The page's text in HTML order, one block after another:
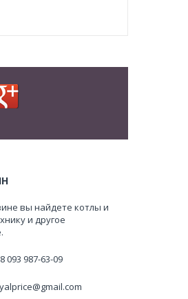
вы найдете котлы и
и другое
093 987-63-09